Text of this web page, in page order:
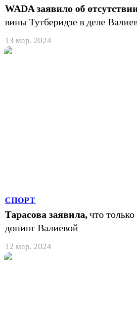
WADA заявило об
вины Тутберидзе в деле
13 мар. 2024
СПОРТ
Тарасова заявила,что
допинг Валиевой
12 мар. 2024